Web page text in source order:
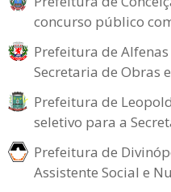
concurso público
Prefeitura de
Secretaria de Obras
Prefeitura de
seletivo para a
Prefeitura de
Assistente Social e